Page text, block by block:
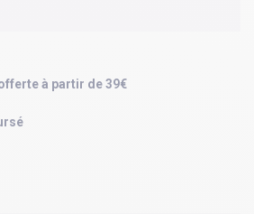
à partir de 39€